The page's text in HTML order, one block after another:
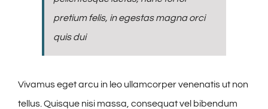
pretium felis, in egestas magna orci
quis dui
Vivamus eget arcu in leo ullamcorper venenatis ut non
tellus. Quisque nisi massa, consequat vel bibendum